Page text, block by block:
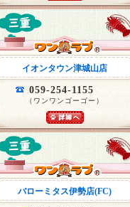
イオンタウン津城山店
059-254-1155
（ワンワンゴーゴー）
バローミタス伊勢店(FC)